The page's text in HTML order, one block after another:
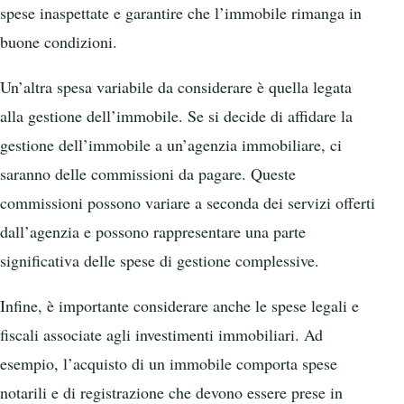
spese inaspettate e garantire che l’immobile rimanga in
buone condizioni.
Un’altra spesa variabile da considerare è quella legata
alla gestione dell’immobile. Se si decide di affidare la
gestione dell’immobile a un’agenzia immobiliare, ci
saranno delle commissioni da pagare. Queste
commissioni possono variare a seconda dei servizi offerti
dall’agenzia e possono rappresentare una parte
significativa delle spese di gestione complessive.
Infine, è importante considerare anche le spese legali e
fiscali associate agli investimenti immobiliari. Ad
esempio, l’acquisto di un immobile comporta spese
notarili e di registrazione che devono essere prese in